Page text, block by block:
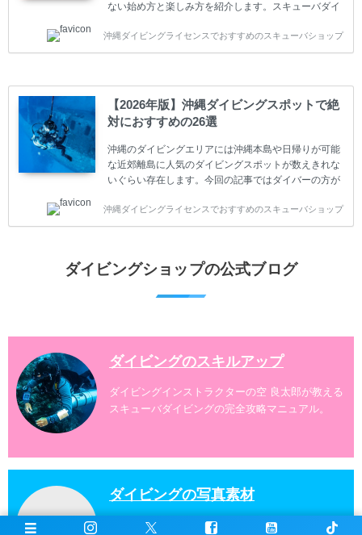
ない始め方と楽しみ方を紹介します。スキューバダイ
やまだ始めて間もない初心者の方に必見の内容です。
スキューバダイビングの始め方と楽しみ方について学
ててしまうと、せっかく楽しみにしていたスキューバ
ダイビングが台無しになり後悔することになってしま
うかもしれません。 又、スキューバダイビングは事故
のリスクがあるスポーツでもあります。もしかしたら
危険な思いをしてしまうかもしれません。 今回は現地
ダイビング...
沖縄ダイビングライセンスでおすすめのスキューバショップ
【2026年版】沖縄ダイビングスポットで絶
対におすすめの26選
沖縄のダイビングエリアには沖縄本島や日帰りが可能
な近郊離島に人気のダイビングスポットが数えきれな
いぐらい存在します。今回の記事ではダイバーの方が
グスポットを紹介します。 当スクールは、沖縄本島で
は北谷町、嘉手納町、読谷村、恩納村、名護市、本部
案内しております。 ダイビングライセンスをお持ちの
沖縄ダイビングライセンスでおすすめのスキューバショップ
ダイビングショップの公式ブログ
ダイビングのスキルアップ
ダイビングインストラクターの空 良太郎が教える
スキューバダイビングの完全攻略マニュアル。
ダイビングの写真素材
スキューバダイビングの写真素材数1万点以上を無